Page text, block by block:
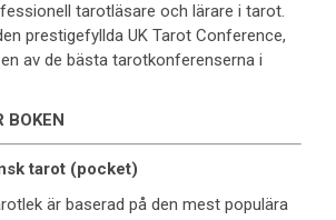
tarotläsare och lärare i tarot.
prestigefyllda UK Tarot Conference,
av de bästa tarotkonferenserna i
BOKEN
tarot (pocket)
är baserad på den mest populära